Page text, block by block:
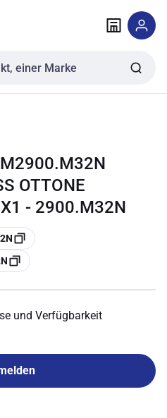
OTTONE
- 2900.M32N
und Verfügbarkeit